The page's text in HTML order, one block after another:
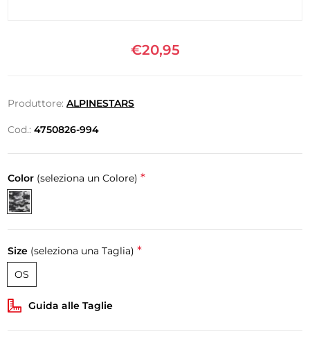
€20,95
Produttore: ALPINESTARS
Cod.: 4750826-994
Color (seleziona un Colore) *
Size (seleziona una Taglia) *
OS
Guida alle Taglie